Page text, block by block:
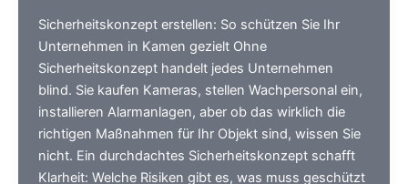
Sicherheitskonzept erstellen: So schützen Sie Ihr
Unternehmen in Kamen gezielt Ohne
Sicherheitskonzept handelt jedes Unternehmen
blind. Sie kaufen Kameras, stellen Wachpersonal ein,
installieren Alarmanlagen, aber ob das wirklich die
richtigen Maßnahmen für Ihr Objekt sind, wissen Sie
nicht. Ein durchdachtes Sicherheitskonzept schafft
Klarheit: Welche Risiken gibt es, was muss geschützt